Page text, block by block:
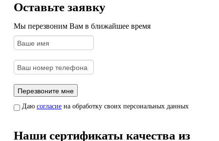
Оставьте заявку
Мы перезвоним Вам в ближайшее время
Даю согласие на обработку своих персональных данных
Наши сертификаты качества из